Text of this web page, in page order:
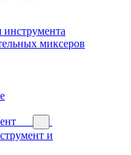
миксеров
и